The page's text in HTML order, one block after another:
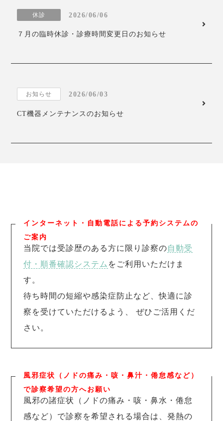
休診 2026/06/06
７月の臨時休診・診療時間変更日のお知らせ
お知らせ 2026/06/03
CT機器メンテナンスのお知らせ
インターネット・自動電話による予約システムの
ご案内
当院では受診歴のある方に限り診察の自動受
付・順番確認システム をご利用いただけま
す。
待ち時間の短縮や感染症防止など、快適に診
察を受けていただけるよう、 ぜひご活用くだ
さい。
風邪症状（ノドの痛み・咳・鼻汁・倦怠感など）
で診察希望の方へお願い
風邪の諸症状（ノドの痛み・咳・鼻水・倦怠
感など）で診察を希望される場合は、発熱の